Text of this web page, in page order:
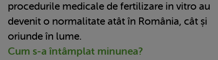
procedurile medicale de fertilizare in vitro au
devenit o normalitate atât în România, cât și
oriunde în lume.
Cum s-a întâmplat minunea?